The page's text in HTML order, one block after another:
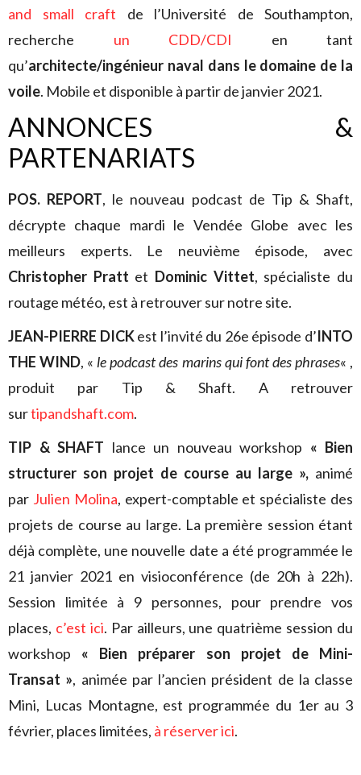
and small craft de l’Université de Southampton,
recherche un CDD/CDI en tant
qu’architecte/ingénieur naval dans le domaine de la
voile. Mobile et disponible à partir de janvier 2021.
ANNONCES &
PARTENARIATS
POS. REPORT, le nouveau podcast de Tip & Shaft,
décrypte chaque mardi le Vendée Globe avec les
meilleurs experts. Le neuvième épisode, avec
Christopher Pratt et Dominic Vittet, spécialiste du
routage météo, est à retrouver sur notre site.
JEAN-PIERRE DICKest l’invité du 26e épisode d’INTO
THE WIND, « le podcast des marins qui font des phrases« ,
produit par Tip & Shaft. A retrouver
surtipandshaft.com.
TIP & SHAFT lance un nouveau workshop « Bien
structurer son projet de course au large », animé
par Julien Molina, expert-comptable et spécialiste des
projets de course au large. La première session étant
déjà complète, une nouvelle date a été programmée le
21 janvier 2021 en visioconférence (de 20h à 22h).
Session limitée à 9 personnes, pour prendre vos
places, c’est ici. Par ailleurs, une quatrième session du
workshop « Bien préparer son projet de Mini-
Transat », animée par l’ancien président de la classe
Mini, Lucas Montagne, est programmée du 1er au 3
février, places limitées, à réserver ici.